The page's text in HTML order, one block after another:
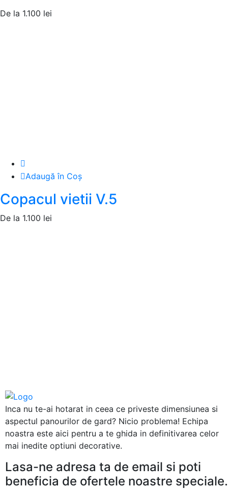
De la 1.100 lei
Adaugă în Coș
Copacul vietii V.5
De la 1.100 lei
Inca nu te-ai hotarat in ceea ce priveste dimensiunea si
aspectul panourilor de gard? Nicio problema! Echipa
noastra este aici pentru a te ghida in definitivarea celor
mai inedite optiuni decorative.
Lasa-ne adresa ta de email si poti
beneficia de ofertele noastre speciale.